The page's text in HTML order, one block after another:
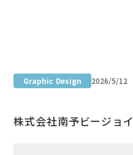
Graphic Design 2026/5/12
株式会社南予ビージョイ